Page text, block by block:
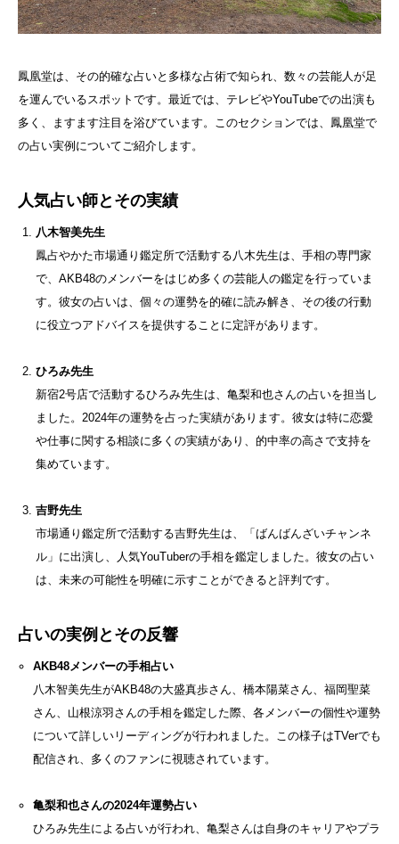
鳳凰堂は、その的確な占いと多様な占術で知られ、数々の芸能人が足
を運んでいるスポットです。最近では、テレビやYouTubeでの出演も
多く、ますます注目を浴びています。このセクションでは、鳳凰堂で
の占い実例についてご紹介します。
人気占い師とその実績
八木智美先生
鳳占やかた市場通り鑑定所で活動する八木先生は、手相の専門家
で、AKB48のメンバーをはじめ多くの芸能人の鑑定を行っていま
す。彼女の占いは、個々の運勢を的確に読み解き、その後の行動
に役立つアドバイスを提供することに定評があります。
ひろみ先生
新宿2号店で活動するひろみ先生は、亀梨和也さんの占いを担当し
ました。2024年の運勢を占った実績があります。彼女は特に恋愛
や仕事に関する相談に多くの実績があり、的中率の高さで支持を
集めています。
吉野先生
市場通り鑑定所で活動する吉野先生は、「ばんばんざいチャンネ
ル」に出演し、人気YouTuberの手相を鑑定しました。彼女の占い
は、未来の可能性を明確に示すことができると評判です。
占いの実例とその反響
AKB48メンバーの手相占い
八木智美先生がAKB48の大盛真歩さん、橋本陽菜さん、福岡聖菜
さん、山根涼羽さんの手相を鑑定した際、各メンバーの個性や運勢
について詳しいリーディングが行われました。この様子はTVerでも
配信され、多くのファンに視聴されています。
亀梨和也さんの2024年運勢占い
ひろみ先生による占いが行われ、亀梨さんは自身のキャリアやプラ